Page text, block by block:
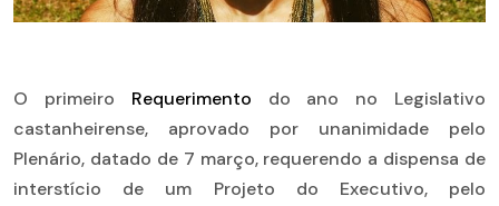
O primeiro Requerimento do ano no Legislativo
castanheirense, aprovado por unanimidade pelo
Plenário, datado de 7 março, requerendo a dispensa de
interstício de um Projeto do Executivo, pelo